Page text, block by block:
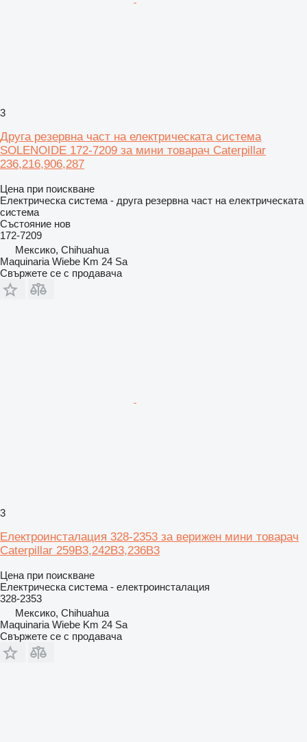
3
Друга резервна част на електрическата система
SOLENOIDE 172-7209 за мини товарач Caterpillar
236,216,906,287
Цена при поискване
Електрическа система - друга резервна част на електрическата
система
Състояние нов
172-7209
Мексико, Chihuahua
Maquinaria Wiebe Km 24 Sa
Свържете се с продавача
3
Електроинсталация 328-2353 за верижен мини товарач
Caterpillar 259B3,242B3,236B3
Цена при поискване
Електрическа система - електроинсталация
328-2353
Мексико, Chihuahua
Maquinaria Wiebe Km 24 Sa
Свържете се с продавача